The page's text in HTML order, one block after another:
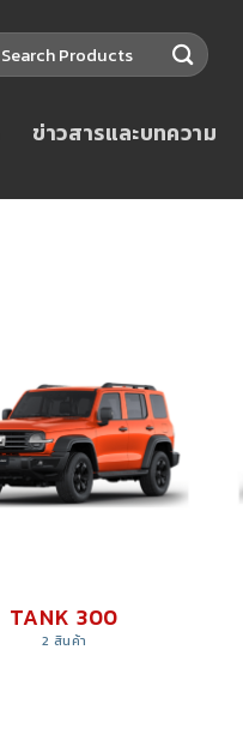
ข่าวสารและบทความ
TANK 300
2 สินค้า